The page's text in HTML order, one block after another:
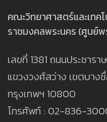
คณะวิทยาศาสตร์และเทค
ราชมงคลพระนคร (ศูนย์พ
เลขที่ 1381 ถนนประชารา
แขวงวงศ์สว่าง เขตบาง
กรุงเทพฯ 10800
โทรศัพท์ : 02-836-